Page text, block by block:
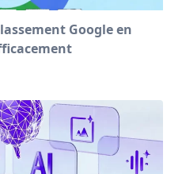
Google en